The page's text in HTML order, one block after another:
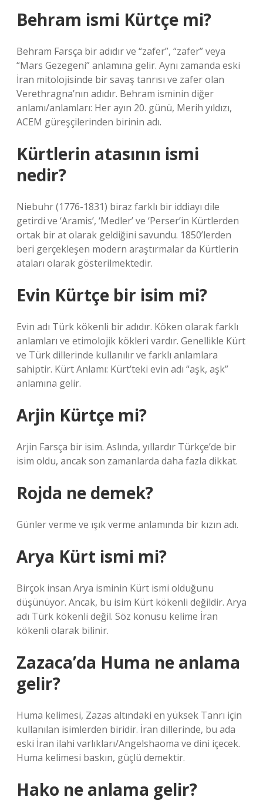
Behram ismi Kürtçe mi?
Behram Farsça bir adıdır ve “zafer”, “zafer” veya
“Mars Gezegeni” anlamına gelir. Aynı zamanda eski
İran mitolojisinde bir savaş tanrısı ve zafer olan
Verethragna’nın adıdır. Behram isminin diğer
anlamı/anlamları: Her ayın 20. günü, Merih yıldızı,
ACEM güreşçilerinden birinin adı.
Kürtlerin atasının ismi
nedir?
Niebuhr (1776-1831) biraz farklı bir iddiayı dile
getirdi ve ‘Aramis’, ‘Medler’ ve ‘Perser’in Kürtlerden
ortak bir at olarak geldiğini savundu. 1850’lerden
beri gerçekleşen modern araştırmalar da Kürtlerin
ataları olarak gösterilmektedir.
Evin Kürtçe bir isim mi?
Evin adı Türk kökenli bir adıdır. Köken olarak farklı
anlamları ve etimolojik kökleri vardır. Genellikle Kürt
ve Türk dillerinde kullanılır ve farklı anlamlara
sahiptir. Kürt Anlamı: Kürt’teki evin adı “aşk, aşk”
anlamına gelir.
Arjin Kürtçe mi?
Arjin Farsça bir isim. Aslında, yıllardır Türkçe’de bir
isim oldu, ancak son zamanlarda daha fazla dikkat.
Rojda ne demek?
Günler verme ve ışık verme anlamında bir kızın adı.
Arya Kürt ismi mi?
Birçok insan Arya isminin Kürt ismi olduğunu
düşünüyor. Ancak, bu isim Kürt kökenli değildir. Arya
adı Türk kökenli değil. Söz konusu kelime İran
kökenli olarak bilinir.
Zazaca’da Huma ne anlama
gelir?
Huma kelimesi, Zazas altındaki en yüksek Tanrı için
kullanılan isimlerden biridir. İran dillerinde, bu ada
eski İran ilahi varlıkları/Angelshaoma ve dini içecek.
Huma kelimesi baskın, güçlü demektir.
Hako ne anlama gelir?